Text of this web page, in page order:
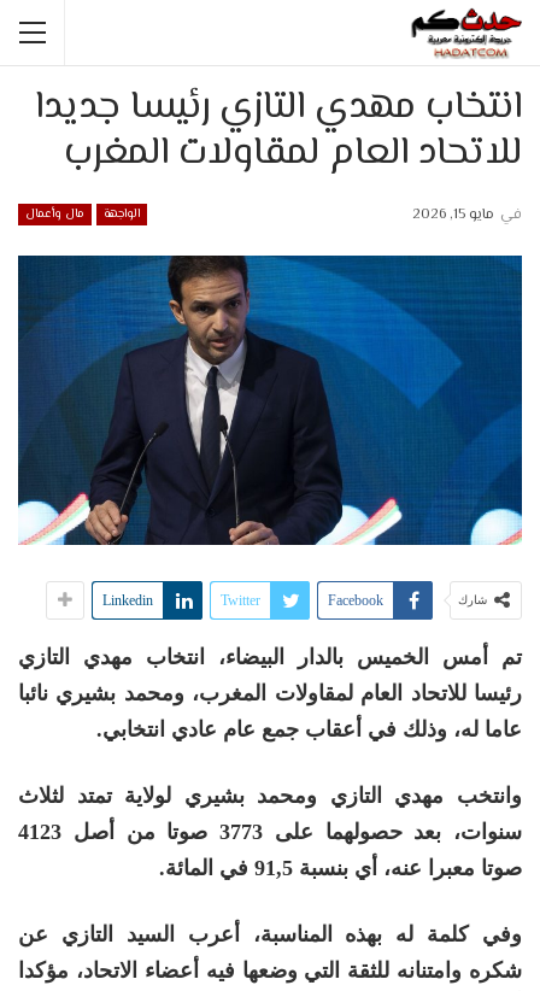
انتخاب مهدي التازي رئيسا جديدا
للاتحاد العام لمقاولات المغرب
الواجهة مال وأعمال في مايو 15, 2026
شارك Facebook
Twitter
Linkedin
تم أمس الخميس بالدار البيضاء، انتخاب مهدي التازي
رئيسا للاتحاد العام لمقاولات المغرب، ومحمد بشيري نائبا
عاما له، وذلك في أعقاب جمع عام عادي انتخابي.
وانتخب مهدي التازي ومحمد بشيري لولاية تمتد لثلاث
سنوات، بعد حصولهما على 3773 صوتا من أصل 4123
صوتا معبرا عنه، أي بنسبة 91,5 في المائة.
وفي كلمة له بهذه المناسبة، أعرب السيد التازي عن
شكره وامتنانه للثقة التي وضعها فيه أعضاء الاتحاد، مؤكدا